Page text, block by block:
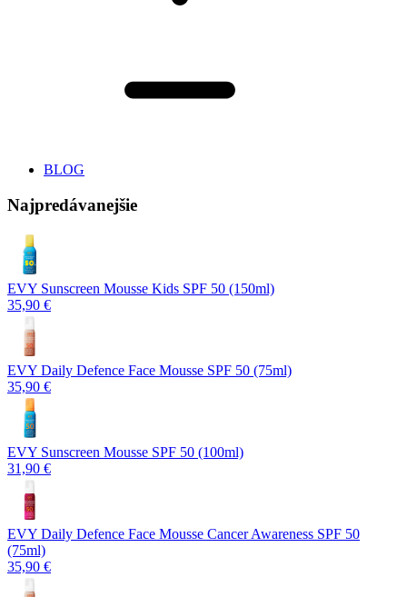
BLOG
Najpredávanejšie
EVY Sunscreen Mousse Kids SPF 50 (150ml)
35,90 €
EVY Daily Defence Face Mousse SPF 50 (75ml)
35,90 €
EVY Sunscreen Mousse SPF 50 (100ml)
31,90 €
EVY Daily Defence Face Mousse Cancer Awareness SPF 50
(75ml)
35,90 €